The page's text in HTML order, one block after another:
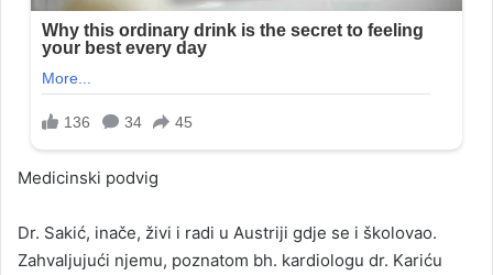
Medicinski podvig
Dr. Sakić, inače, živi i radi u Austriji gdje se i školovao.
Zahvaljujući njemu, poznatom bh. kardiologu dr. Kariću